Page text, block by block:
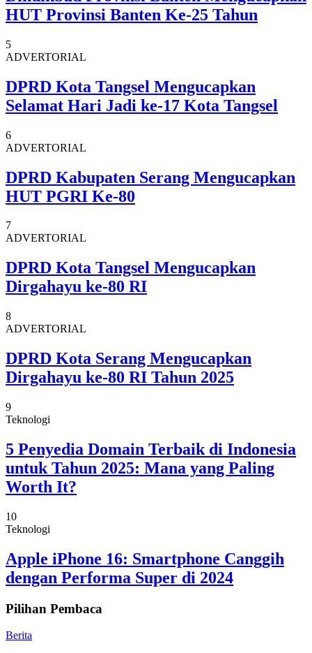
HUT Provinsi Banten Ke-25 Tahun
5
ADVERTORIAL
DPRD Kota Tangsel Mengucapkan
Selamat Hari Jadi ke-17 Kota Tangsel
6
ADVERTORIAL
DPRD Kabupaten Serang Mengucapkan
HUT PGRI Ke-80
7
ADVERTORIAL
DPRD Kota Tangsel Mengucapkan
Dirgahayu ke-80 RI
8
ADVERTORIAL
DPRD Kota Serang Mengucapkan
Dirgahayu ke-80 RI Tahun 2025
9
Teknologi
5 Penyedia Domain Terbaik di Indonesia
untuk Tahun 2025: Mana yang Paling
Worth It?
10
Teknologi
Apple iPhone 16: Smartphone Canggih
dengan Performa Super di 2024
Pilihan Pembaca
Berita